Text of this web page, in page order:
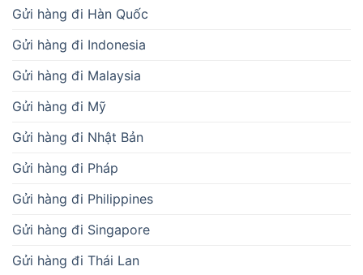
Gửi hàng đi Hàn Quốc
Gửi hàng đi Indonesia
Gửi hàng đi Malaysia
Gửi hàng đi Mỹ
Gửi hàng đi Nhật Bản
Gửi hàng đi Pháp
Gửi hàng đi Philippines
Gửi hàng đi Singapore
Gửi hàng đi Thái Lan